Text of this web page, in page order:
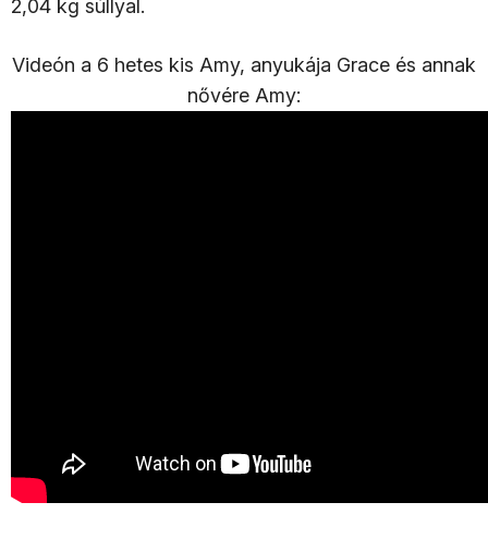
2,04 kg súllyal.​
Videón a 6 hetes kis Amy, anyukája Grace és annak
nővére Amy: